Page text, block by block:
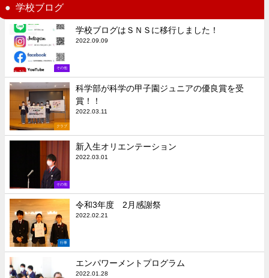
学校ブログ
その他
学校ブログはＳＮＳに移行しました！
2022.09.09
クラブ
科学部が科学の甲子園ジュニアの優良賞を受
賞！！
2022.03.11
その他
新入生オリエンテーション
2022.03.01
行事
令和3年度 2月感謝祭
2022.02.21
エンパワーメントプログラム
2022.01.28